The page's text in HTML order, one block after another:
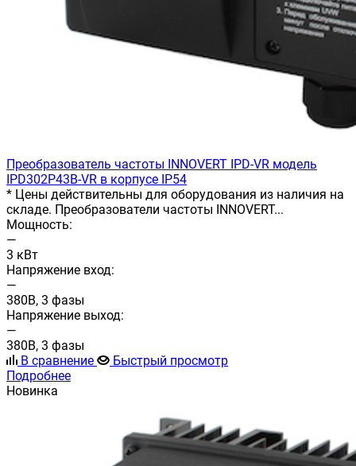
Преобразователь частоты INNOVERT IРD-VR модель
IPD302P43B-VR в корпусе IP54
* Цены действительны для оборудования из наличия на
складе. Преобразователи частоты INNOVERT...
Мощность:
—
3 кВт
Напряжение вход:
—
380В, 3 фазы
Напряжение выход:
—
380В, 3 фазы
В сравнение
Быстрый просмотр
Подробнее
Новинка